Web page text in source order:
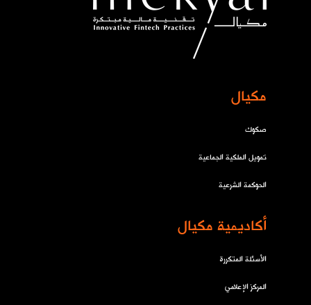
مكيال
صكوك
تمويل الملكية الجماعية
الحوكمة الشرعية
أكاديمية مكيال
الأسئلة المتكررة
المركز الإعلامي